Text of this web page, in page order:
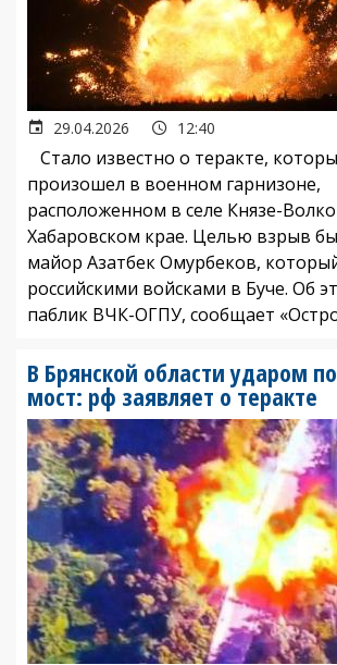
29.04.2026 12:40
Стало известно о теракте,
произошел в военном гарнизоне,
расположенном в селе Князе-
Хабаровском крае. Целью взрыв
майор Азатбек Омурбеков,
российскими войсками в Буче. Об
паблик ВЧК-ОГПУ, сообщает
В Брянской области ударом
мост: рф заявляет о теракте